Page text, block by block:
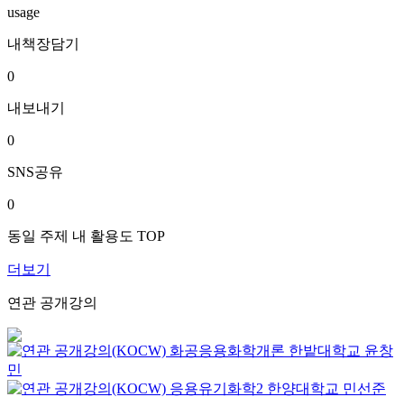
usage
내책장담기
0
내보내기
0
SNS공유
0
동일 주제 내 활용도 TOP
더보기
연관 공개강의
화공응용화학개론 한밭대학교 윤창
민
응용유기화학2 한양대학교 민선준